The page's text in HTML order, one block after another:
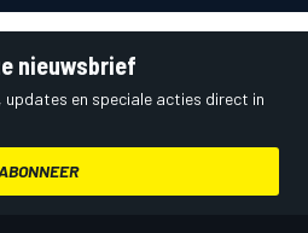
nieuwsbrief
en speciale acties direct in